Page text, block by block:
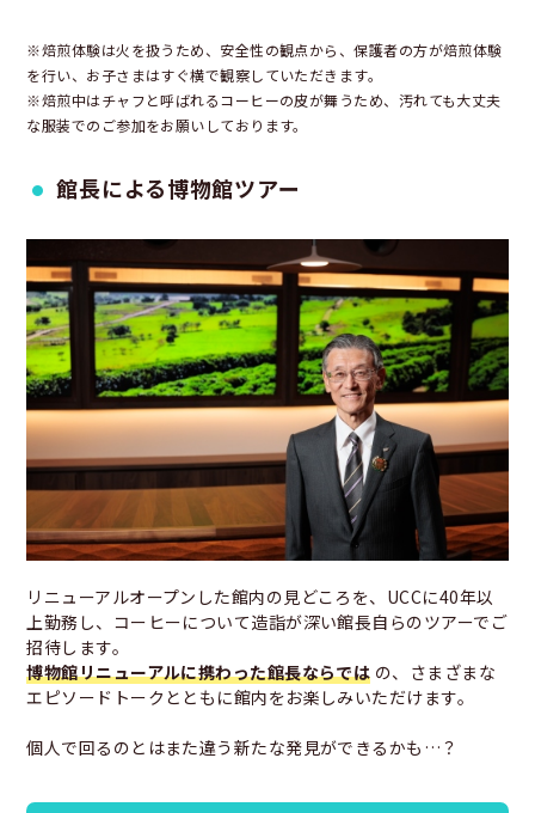
※焙煎体験は火を扱うため、安全性の観点から、保護者の方が焙煎体験
を行い、お子さまはすぐ横で観察していただきます。
※焙煎中はチャフと呼ばれるコーヒーの皮が舞うため、汚れても大丈夫
な服装でのご参加をお願いしております。
館長による博物館ツアー
リニューアルオープンした館内の見どころを、UCCに40年以
上勤務し、コーヒーについて造詣が深い館長自らのツアーでご
招待します。
博物館リニューアルに携わった館長ならでは の、さまざまな
エピソードトークとともに館内をお楽しみいただけます。
個人で回るのとはまた違う新たな発見ができるかも…？